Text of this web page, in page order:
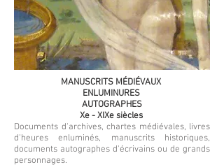
MANUSCRITS MÉDIÉVAUX
ENLUMINURES
AUTOGRAPHES
Xe - XIXe siècles
Documents d'archives, chartes médiévales, livres
d'heures enluminés, manuscrits historiques,
documents autographes d'écrivains ou de grands
personnages.